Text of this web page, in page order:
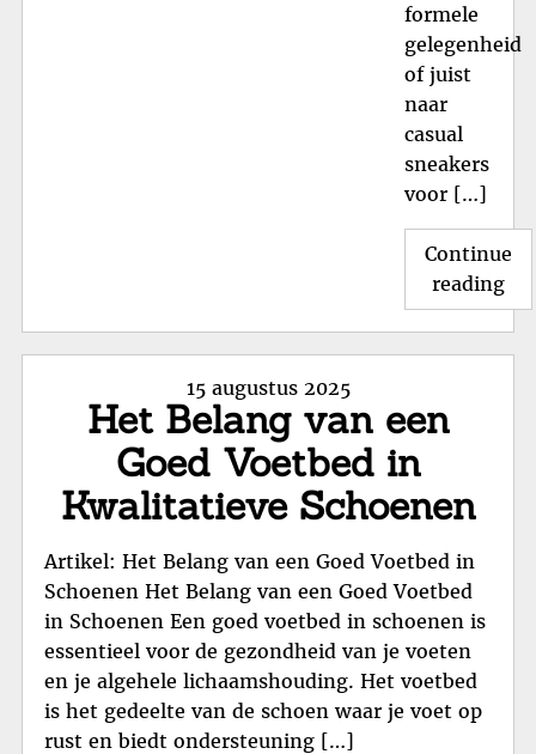
formele
gelegenheid
of juist
naar
casual
sneakers
voor […]
Continue
reading
Posted
on
15 augustus 2025
Het Belang van een
Goed Voetbed in
Kwalitatieve Schoenen
Artikel: Het Belang van een Goed Voetbed in
Schoenen Het Belang van een Goed Voetbed
in Schoenen Een goed voetbed in schoenen is
essentieel voor de gezondheid van je voeten
en je algehele lichaamshouding. Het voetbed
is het gedeelte van de schoen waar je voet op
rust en biedt ondersteuning […]